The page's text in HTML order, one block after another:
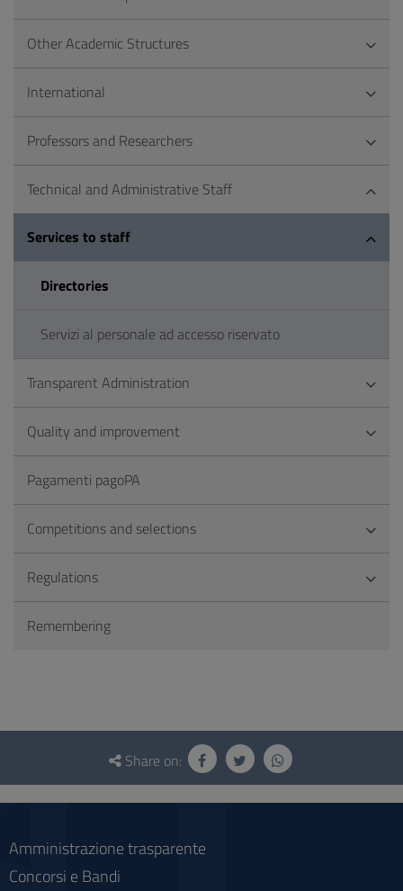
Other Academic Structures
International
Professors and Researchers
Technical and Administrative Staff
Services to staff
Directories
Servizi al personale ad accesso riservato
Transparent Administration
Quality and improvement
Pagamenti pagoPA
Competitions and selections
Regulations
Remembering
Questionnaire
social
Share on:
Amministrazione trasparente
Concorsi e Bandi